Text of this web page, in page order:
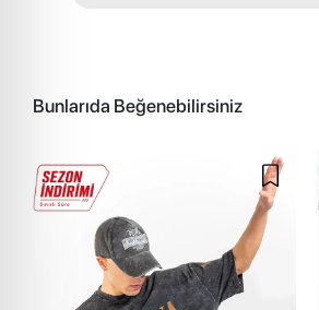
Bunlarıda Beğenebilirsiniz